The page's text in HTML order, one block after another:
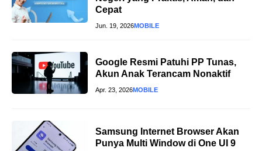
Cepat
Jun. 19, 2026MOBILE
Google Resmi Patuhi PP Tunas,
Akun Anak Terancam Nonaktif
Apr. 23, 2026MOBILE
Samsung Internet Browser Akan
Punya Multi Window di One UI 9